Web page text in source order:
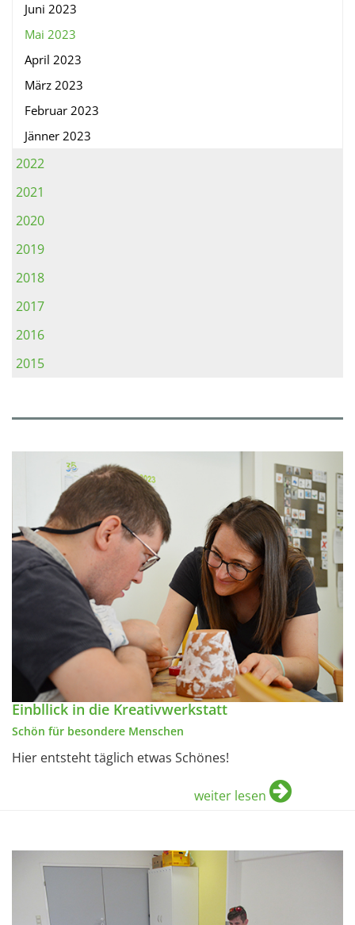
Juni 2023
Mai 2023
April 2023
März 2023
Februar 2023
Jänner 2023
2022
2021
2020
2019
2018
2017
2016
2015
Einbllick in die Kreativwerkstatt
Schön für besondere Menschen
Hier entsteht täglich etwas Schönes!
weiter lesen